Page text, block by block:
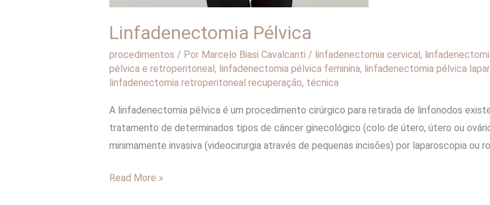
Linfadenectomia Pélvica
procedimentos / Por Marcelo Biasi Cavalcanti / linfadenectomia cervical,
pélvica e retroperitoneal, linfadenectomia pélvica feminina, linfadenectomia pélvica
linfadenectomia retroperitoneal recuperação, técnica
A linfadenectomia pélvica é um procedimento cirúrgico para retirada de linfonodos
tratamento de determinados tipos de câncer ginecológico (colo de útero, útero ou
minimamente invasiva (videocirurgia através de pequenas incisões) por laparoscopia ou
Read More »